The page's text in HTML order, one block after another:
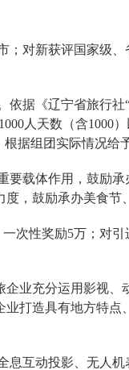
对新获评国家级、
据《辽宁省旅行社
人天数（含1000
据组团实际情况给
载体作用，鼓励承
，鼓励承办美食节
次性奖励5万；对引
业充分运用影视、
打造具有地方特点
互动投影、无人机